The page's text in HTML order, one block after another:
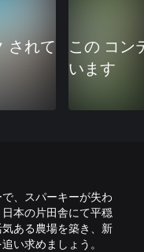
されて
この コン
います
、スパーキーが失わ
本の片田舎にて平穏
ある農場を築き、新
い求めましょう。